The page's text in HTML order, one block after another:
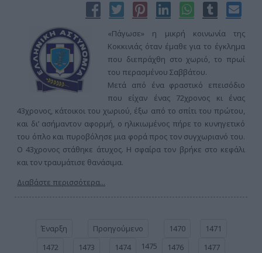
«Πάγωσε» η μικρή κοινωνία της
Κοκκινιάς όταν έμαθε για το έγκλημα
που διεπράχθη στο χωριό, το πρωί
του περασμένου Σαββάτου.
Μετά από ένα φραστικό επεισόδιο
που είχαν ένας 72χρονος κι ένας
43χρονος, κάτοικοι του χωριού, έξω από το σπίτι του πρώτου,
και δι’ ασήμαντον αφορμή, ο ηλικιωμένος πήρε το κυνηγετικό
του όπλο και πυροβόλησε μια φορά προς τον συγχωριανό του.
Ο 43χρονος στάθηκε άτυχος. Η σφαίρα τον βρήκε στο κεφάλι
και τον τραυμάτισε θανάσιμα.
Διαβάστε περισσότερα...
Έναρξη Προηγούμενο 1470
1471
1472
1473 1474 1475 1476
1477